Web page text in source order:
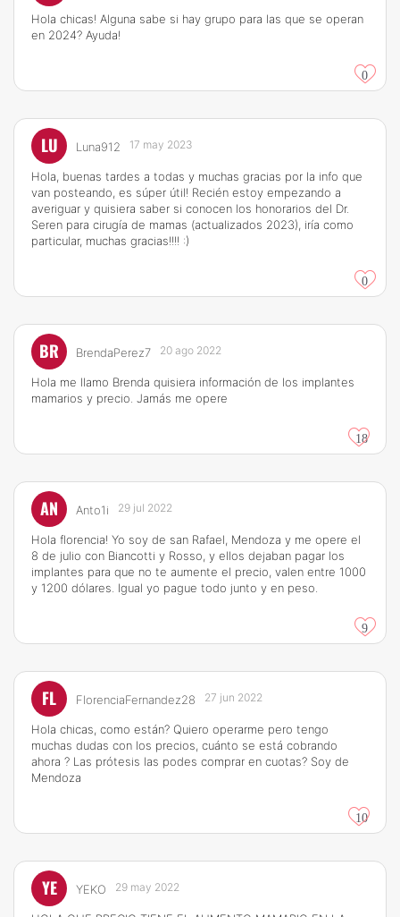
Hola chicas! Alguna sabe si hay grupo para las que se operan
en 2024? Ayuda!
0
LU Luna912 17 may 2023
Hola, buenas tardes a todas y muchas gracias por la info que
van posteando, es súper útil! Recién estoy empezando a
averiguar y quisiera saber si conocen los honorarios del Dr.
Seren para cirugía de mamas (actualizados 2023), iría como
particular, muchas gracias!!!! :)
0
BR BrendaPerez7 20 ago 2022
Hola me llamo Brenda quisiera información de los implantes
mamarios y precio. Jamás me opere
18
AN Anto1i 29 jul 2022
Hola florencia! Yo soy de san Rafael, Mendoza y me opere el
8 de julio con Biancotti y Rosso, y ellos dejaban pagar los
implantes para que no te aumente el precio, valen entre 1000
y 1200 dólares. Igual yo pague todo junto y en peso.
9
FL FlorenciaFernandez28 27 jun 2022
Hola chicas, como están? Quiero operarme pero tengo
muchas dudas con los precios, cuánto se está cobrando
ahora ? Las prótesis las podes comprar en cuotas? Soy de
Mendoza
10
YE YEKO 29 may 2022